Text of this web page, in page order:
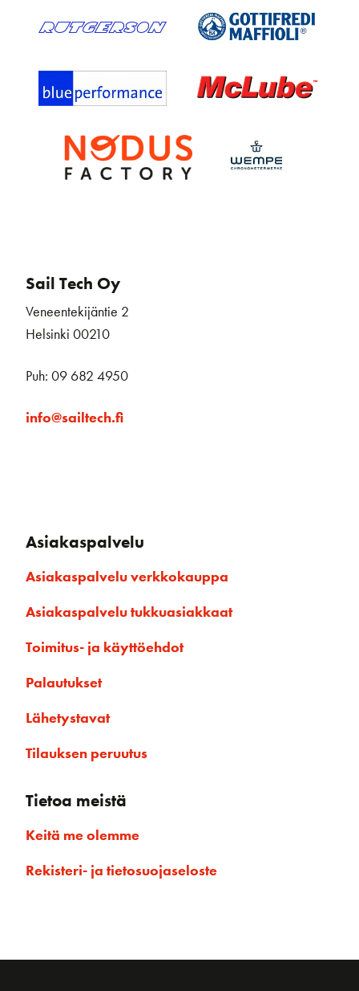
Sail Tech Oy
Veneentekijäntie 2
Helsinki 00210
Puh: 09 682 4950
info@sailtech.fi
Asiakaspalvelu
Asiakaspalvelu verkkokauppa
Asiakaspalvelu tukkuasiakkaat
Toimitus- ja käyttöehdot
Palautukset
Lähetystavat
Tilauksen peruutus
Tietoa meistä
Keitä me olemme
Rekisteri- ja tietosuojaseloste